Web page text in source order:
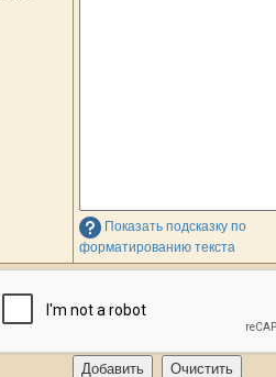
Показать подсказку по
форматированию текста